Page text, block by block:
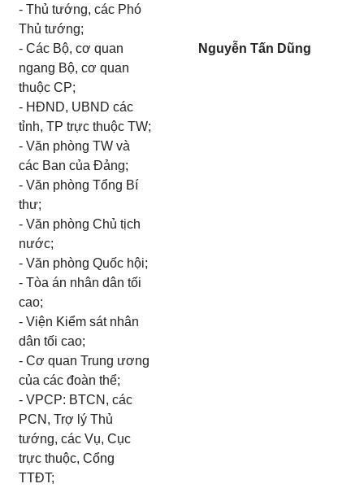
-Thủ tướng, các Phó
Thủ tướng;
-Các Bộ, cơ quan
ngang Bộ, cơ quan
thuộc CP;
- HĐND, UBND các
tỉnh, TP trực thuộc TW;
-Văn phòng TW và
các Ban của Đảng;
-Văn phòng Tổng Bí
thư;
-Văn phòng Chủtịch
nước;
-Văn phòng Quốc hội;
-Tòa án nhândân tối
cao;
-Viện Kiểm sát nhân
dân tối cao;
-Cơ quan Trung ương
của các đoàn thể;
-VPCP: BTCN ,các
PCN, Trợ lý Thủ
tướng, các Vụ, Cục
trực thuộc,Cổng
TTĐT;
Nguyễn Tấn Dũng